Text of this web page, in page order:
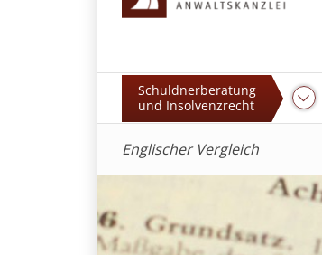
Schuldnerberatung
und Insolvenzrecht
Englischer Vergleich